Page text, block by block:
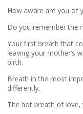
How aware are you of
Do you remember the
Your first breath that
leaving your mother’s
birth.
Breath in the most
differently.
The hot breath of